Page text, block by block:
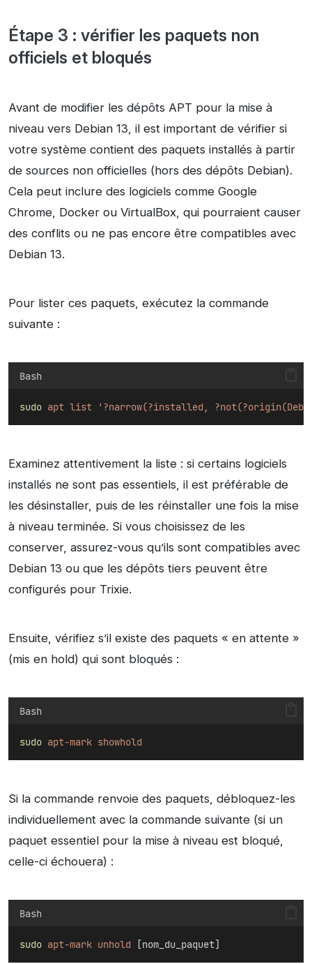
Étape 3 : vérifier les paquets non
officiels et bloqués
Avant de modifier les dépôts APT pour la mise à
niveau vers Debian 13, il est important de vérifier si
votre système contient des paquets installés à partir
de sources non officielles (hors des dépôts Debian).
Cela peut inclure des logiciels comme Google
Chrome, Docker ou VirtualBox, qui pourraient causer
des conflits ou ne pas encore être compatibles avec
Debian 13.
Pour lister ces paquets, exécutez la commande
suivante :
Bash
sudo apt list '?narrow(?installed,
Examinez attentivement la liste : si certains logiciels
installés ne sont pas essentiels, il est préférable de
les désinstaller, puis de les réinstaller une fois la mise
à niveau terminée. Si vous choisissez de les
conserver, assurez-vous qu’ils sont compatibles avec
Debian 13 ou que les dépôts tiers peuvent être
configurés pour Trixie.
Ensuite, vérifiez s’il existe des paquets « en attente »
(mis en hold) qui sont bloqués :
Bash
sudo apt-mark showhold
Si la commande renvoie des paquets, débloquez-les
individuellement avec la commande suivante (si un
paquet essentiel pour la mise à niveau est bloqué,
celle-ci échouera) :
Bash
sudo apt-mark unhold [nom_du_paquet]